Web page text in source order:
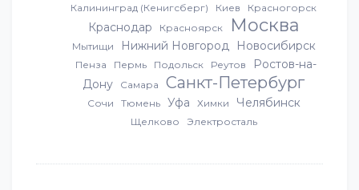
Калининград (Кенигсберг) Киев Красногорск
Краснодар Красноярск Москва
Мытищи Нижний Новгород Новосибирск
Пенза Пермь Подольск Реутов
Ростов-на-
Дону
Самара Санкт-Петербург
Сочи Тюмень Уфа Химки Челябинск
Щелково Электросталь